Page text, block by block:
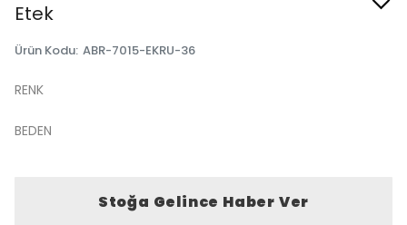
Etek
Ürün Kodu: ABR-7015-EKRU-36
RENK
BEDEN
Stoğa Gelince Haber Ver